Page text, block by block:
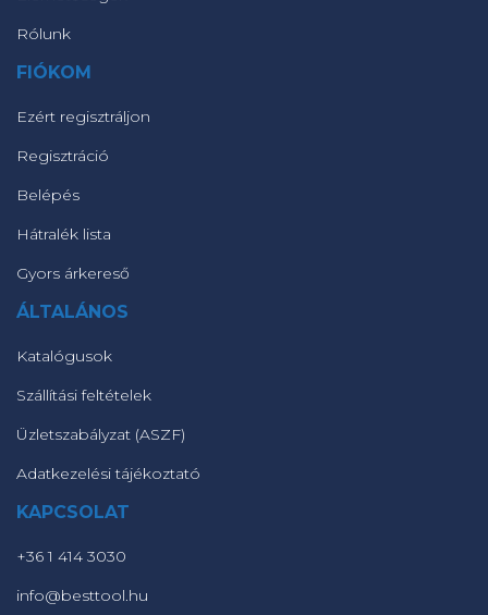
Rólunk
FIÓKOM
Ezért regisztráljon
Regisztráció
Belépés
Hátralék lista
Gyors árkereső
ÁLTALÁNOS
Katalógusok
Szállítási feltételek
Üzletszabályzat (ASZF)
Adatkezelési tájékoztató
KAPCSOLAT
+36 1 414 3030
info@besttool.hu